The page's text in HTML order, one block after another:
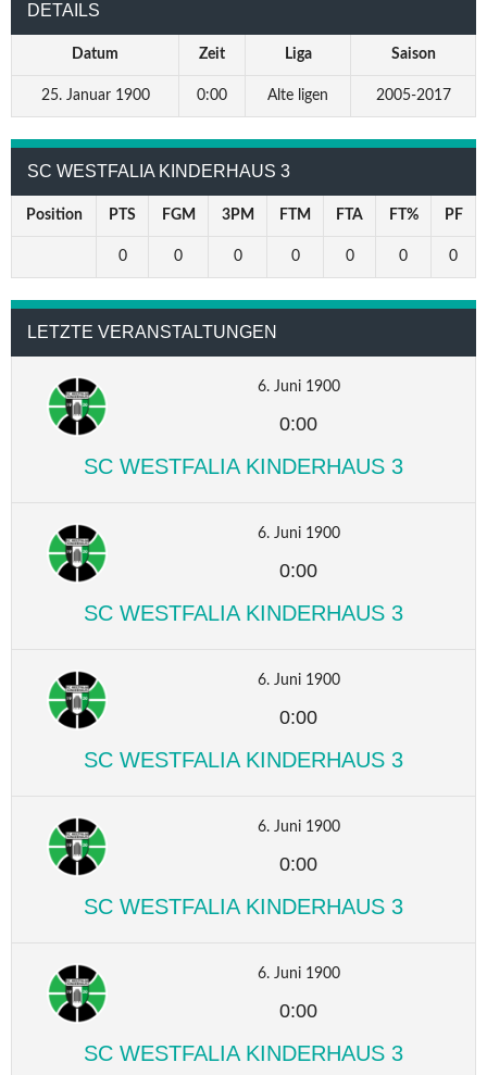
DETAILS
Datum Zeit Liga Saison
25. Januar 1900 0:00 Alte ligen 2005-2017
SC WESTFALIA KINDERHAUS 3
Position PTS FGM 3PM FTM FTA FT% PF
0 0 0 0 0 0 0
LETZTE VERANSTALTUNGEN
6. Juni 1900
0:00
SC WESTFALIA KINDERHAUS 3
6. Juni 1900
0:00
SC WESTFALIA KINDERHAUS 3
6. Juni 1900
0:00
SC WESTFALIA KINDERHAUS 3
6. Juni 1900
0:00
SC WESTFALIA KINDERHAUS 3
6. Juni 1900
0:00
SC WESTFALIA KINDERHAUS 3